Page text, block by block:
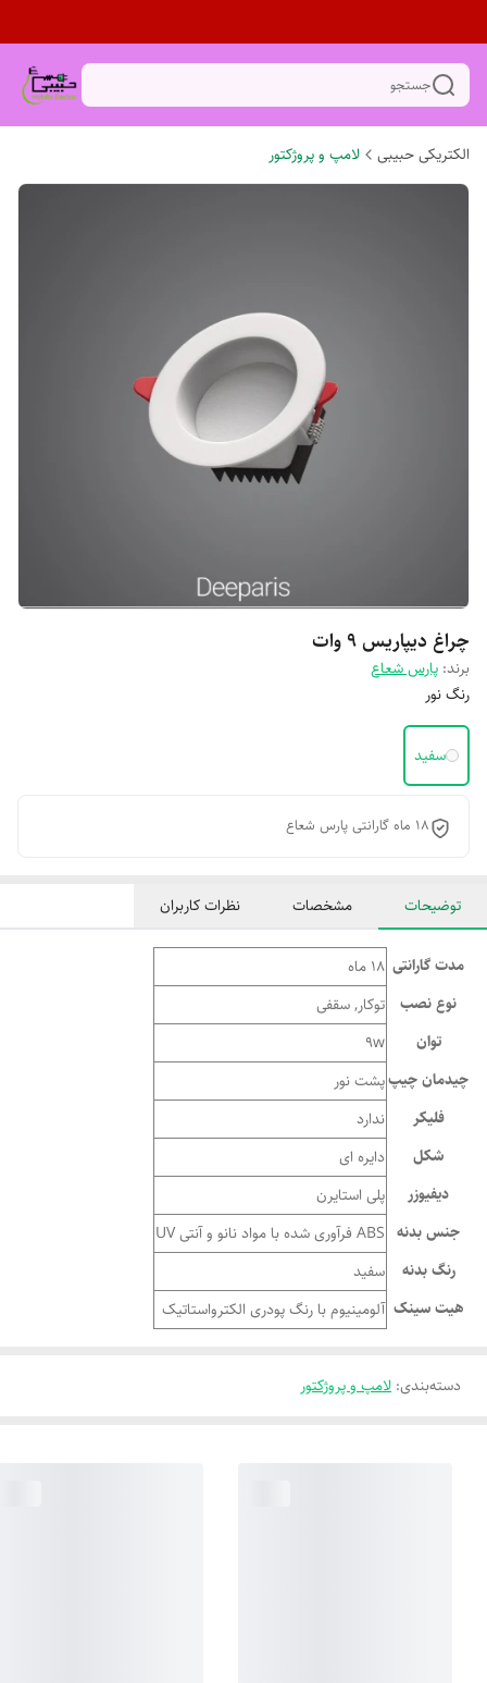
جستجو
الکتریکی حبیبی لامپ و پروژکتور
چراغ دیپاریس ۹ وات
برند: پارس شعاع
رنگ نور
سفید
18 ماه گارانتی پارس شعاع
توضیحات مشخصات نظرات کاربران
مدت گارانتی 18 ماه
نوع نصب
توکار, سقفی
توان
9w
چیدمان چیپپشت نور
فلیکر
ندارد
شکل
دایره ای
دیفیوزر
پلی استایرن
جنس بدنه ABS فرآوری شده با مواد نانو و آنتی UV
رنگ بدنه
سفید
هیت سینک آلومینیوم با رنگ پودری الکترواستاتیک
دسته‌بندی: لامپ و پروژکتور